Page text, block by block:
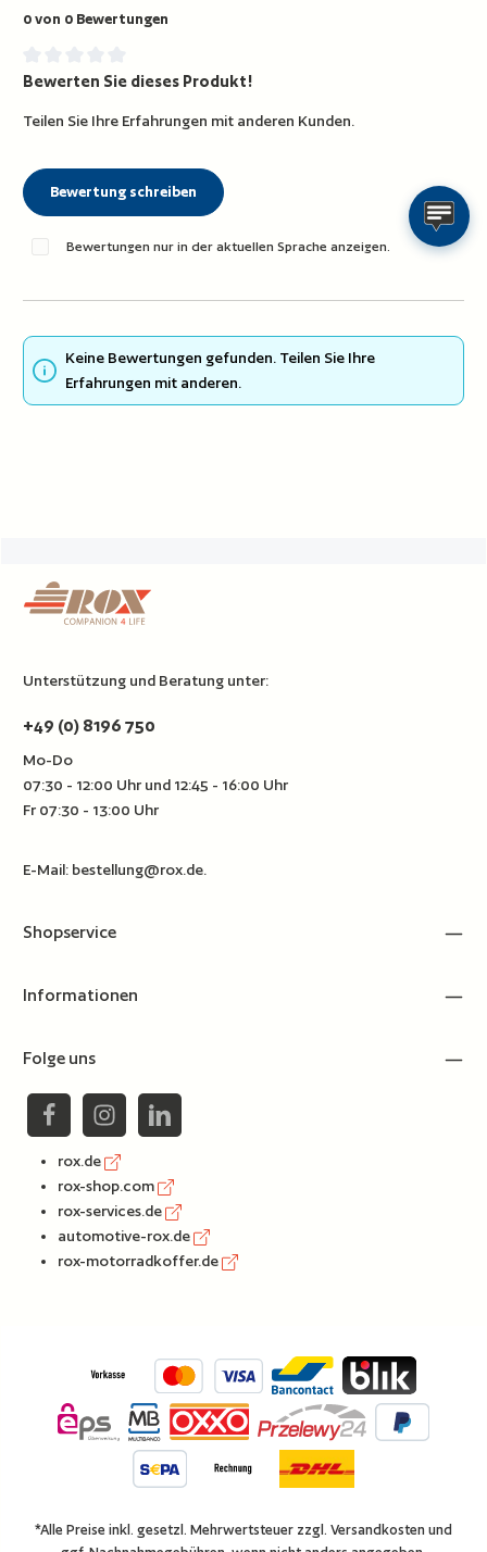
0 von 0 Bewertungen
Durchschnittliche Bewertung von 0 von 5 Sternen
Bewerten Sie dieses Produkt!
Teilen Sie Ihre Erfahrungen mit anderen Kunden.
Bewertung schreiben
Bewertungen nur in der aktuellen Sprache anzeigen.
Keine Bewertungen gefunden. Teilen Sie Ihre
Erfahrungen mit anderen.
Unterstützung und Beratung unter:
+49 (0) 8196 750
Mo-Do
07:30 - 12:00 Uhr und 12:45 - 16:00 Uhr
Fr 07:30 - 13:00 Uhr
E-Mail: bestellung@rox.de.
Shopservice
Informationen
Folge uns
rox.de
rox-shop.com
rox-services.de
automotive-rox.de
rox-motorradkoffer.de
*Alle Preise inkl. gesetzl. Mehrwertsteuer zzgl. Versandkosten und